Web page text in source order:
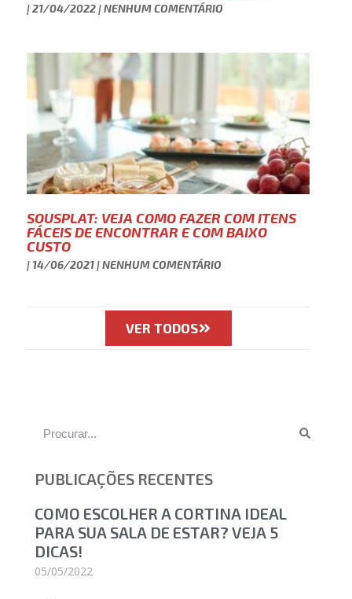
21/04/2022 NENHUM COMENTÁRIO
SOUSPLAT: VEJA COMO FAZER COM ITENS
FÁCEIS DE ENCONTRAR E COM BAIXO
CUSTO
14/06/2021 NENHUM COMENTÁRIO
VER TODOS
PUBLICAÇÕES RECENTES
COMO ESCOLHER A CORTINA IDEAL
PARA SUA SALA DE ESTAR? VEJA 5
DICAS!
05/05/2022